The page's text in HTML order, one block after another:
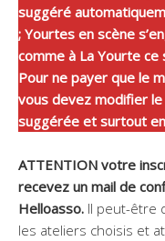
suggéré
; Yourtes en scène
comme à La Yourte
Pour ne payer que le
vous devez modifier
suggérée et surtout
ATTENTION votre
recevez un mail de
Helloasso. Il peut-être
les ateliers choisis et